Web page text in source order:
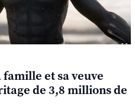
famille et sa veuve
de 3,8 millions de